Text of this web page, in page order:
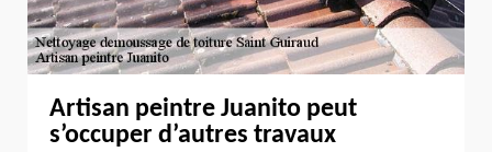
Artisan peintre Juanito peut
s’occuper d’autres travaux